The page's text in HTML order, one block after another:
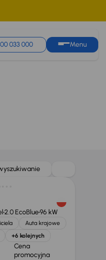
033 000 Menu
2.0 EcoBlue96 kW
Auta krajowe
+6 kolejnych
Cena
promocyjna